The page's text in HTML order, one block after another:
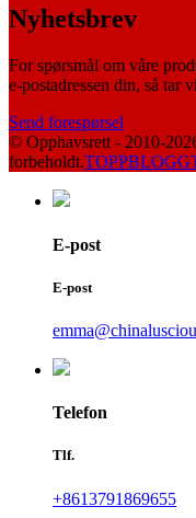
Nyhetsbrev
For spørsmål om våre
e-postadressen din, så tar
Send forespørsel
© Opphavsrett - 2010-
forbeholdt.TOPPBLOGG
E-post
E-post
Telefon
Tlf.
+8613791869655